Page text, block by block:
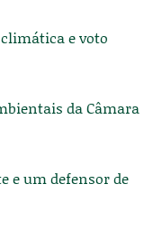
e voto
da Câmara
e um defensor de